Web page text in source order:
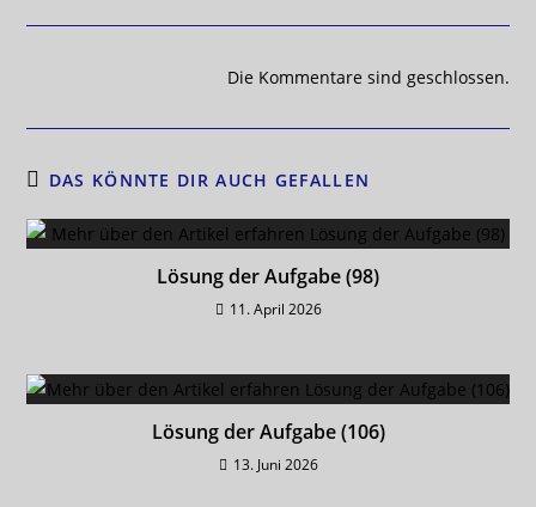
Die Kommentare sind geschlossen.
DAS KÖNNTE DIR AUCH GEFALLEN
Lösung der Aufgabe (98)
11. April 2026
Lösung der Aufgabe (106)
13. Juni 2026